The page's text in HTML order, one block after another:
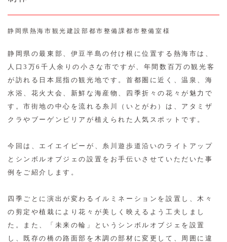
静岡県熱海市観光建設部都市整備課都市整備室様
静岡県の最東部、伊豆半島の付け根に位置する熱海市は、
人口3万6千人余りの小さな市ですが、年間数百万の観光客
が訪れる日本屈指の観光地です。首都圏に近く、温泉、海
水浴、花火大会、新鮮な海産物、四季折々の花々が魅力で
す。市街地の中心を流れる糸川（いとがわ）は、アタミザ
クラやブーゲンビリアが植えられた人気スポットです。
今回は、エイエイピーが、糸川遊歩道沿いのライトアップ
とシンボルオブジェの設置をお手伝いさせていただいた事
例をご紹介します。
四季ごとに演出が変わるイルミネーションを設置し、木々
の剪定や植栽により花々が美しく映えるよう工夫しまし
た。また、「未来の輪」というシンボルオブジェを設置
し、既存の橋の路面部を木調の部材に変更して、周囲に違